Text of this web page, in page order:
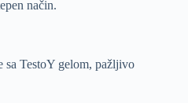
način.
sa TestoY gelom, pažljivo